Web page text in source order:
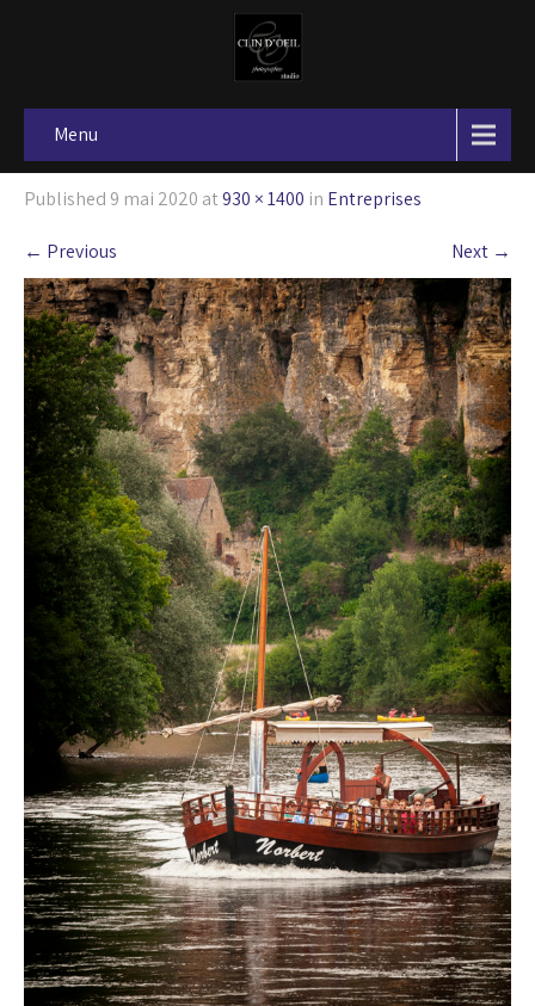
Menu
Published 9 mai 2020 at930 × 1400 in Entreprises
← Previous Next →